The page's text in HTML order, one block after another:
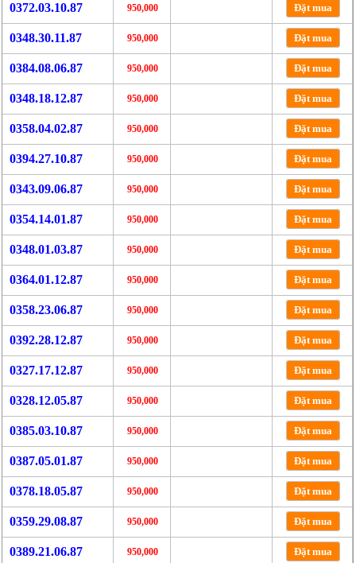
0372.03.10.87 950,000 Đặt mua
0348.30.11.87 950,000 Đặt mua
0384.08.06.87 950,000 Đặt mua
0348.18.12.87 950,000 Đặt mua
0358.04.02.87 950,000 Đặt mua
0394.27.10.87 950,000 Đặt mua
0343.09.06.87 950,000 Đặt mua
0354.14.01.87 950,000 Đặt mua
0348.01.03.87 950,000 Đặt mua
0364.01.12.87 950,000 Đặt mua
0358.23.06.87 950,000 Đặt mua
0392.28.12.87 950,000 Đặt mua
0327.17.12.87 950,000 Đặt mua
0328.12.05.87 950,000 Đặt mua
0385.03.10.87 950,000 Đặt mua
0387.05.01.87 950,000 Đặt mua
0378.18.05.87 950,000 Đặt mua
0359.29.08.87 950,000 Đặt mua
0389.21.06.87 950,000 Đặt mua